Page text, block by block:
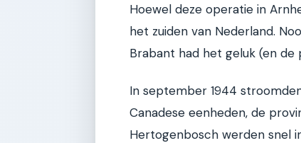
Hoewel deze operatie in
het zuiden van Nederland.
Brabant had het geluk (en
In september 1944
Canadese eenheden, de
Hertogenbosch werden snel